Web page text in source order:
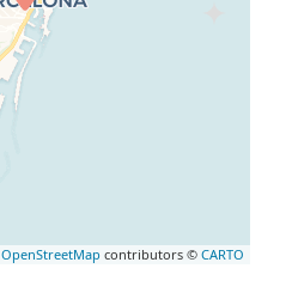
OpenStreetMap contributors © CARTO